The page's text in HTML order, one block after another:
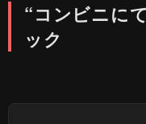
“コンビニに
ック